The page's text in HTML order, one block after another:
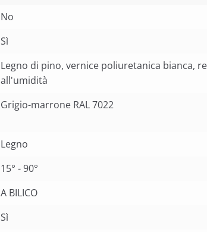
Non applicabile
No
Sì
Legno di pino, vernice poliuretanica bianca,
all'umidità
Grigio-marrone RAL 7022
Legno
15° - 90°
A BILICO
Sì